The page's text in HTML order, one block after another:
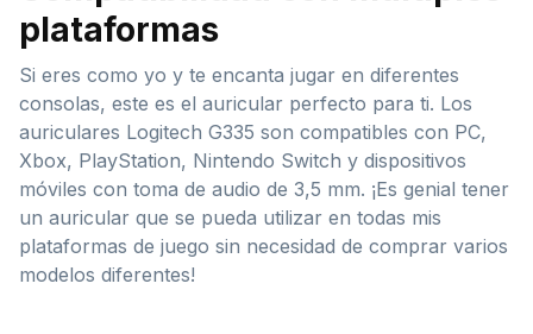
plataformas
Si eres como yo y te encanta jugar en diferentes
consolas, este es el auricular perfecto para ti. Los
auriculares Logitech G335 son compatibles con PC,
Xbox, PlayStation, Nintendo Switch y dispositivos
móviles con toma de audio de 3,5 mm. ¡Es genial tener
un auricular que se pueda utilizar en todas mis
plataformas de juego sin necesidad de comprar varios
modelos diferentes!